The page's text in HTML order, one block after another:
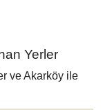
Yerler
ve Akarköy ile